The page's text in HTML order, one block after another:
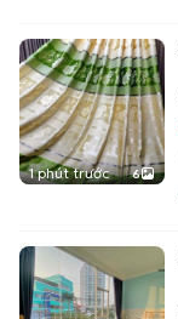
1 phút trước 6